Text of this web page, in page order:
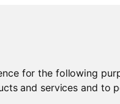
for the following
and services and to